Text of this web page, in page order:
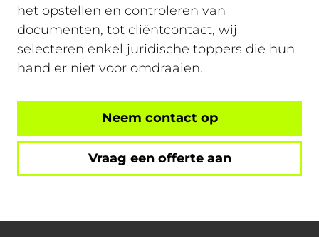
het opstellen en controleren van
documenten, tot cliëntcontact, wij
selecteren enkel juridische toppers die hun
hand er niet voor omdraaien.
Neem contact op
Vraag een offerte aan